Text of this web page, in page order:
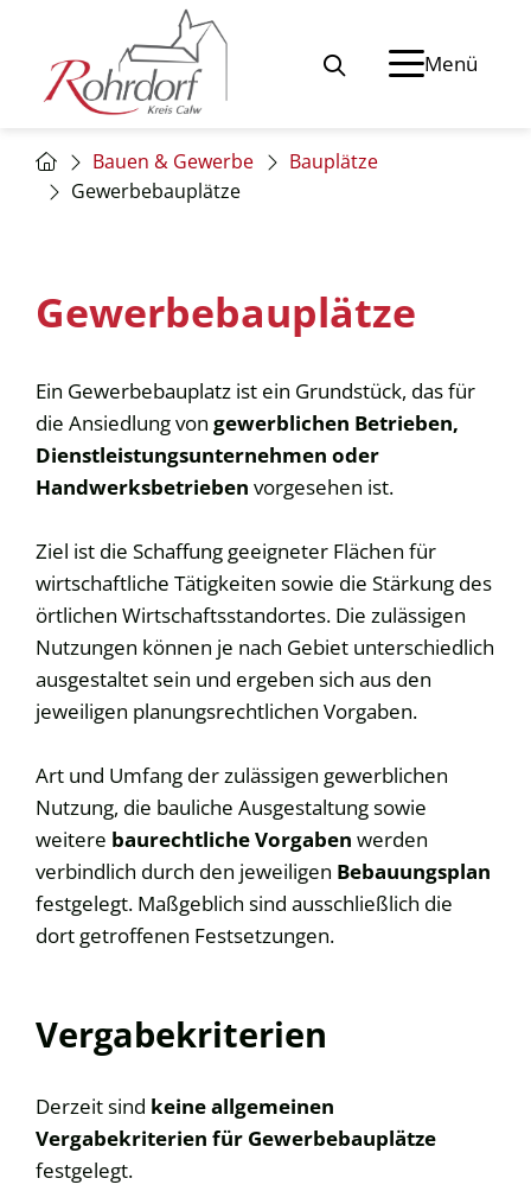
Menü
Bauen & Gewerbe
Bauplätze
Gewerbebauplätze
Gewerbebauplätze
Ein Gewerbebauplatz ist ein Grundstück, das für
die Ansiedlung von gewerblichen Betrieben,
Dienstleistungsunternehmen oder
Handwerksbetrieben vorgesehen ist.
Ziel ist die Schaffung geeigneter Flächen für
wirtschaftliche Tätigkeiten sowie die Stärkung des
örtlichen Wirtschaftsstandortes. Die zulässigen
Nutzungen können je nach Gebiet unterschiedlich
ausgestaltet sein und ergeben sich aus den
jeweiligen planungsrechtlichen Vorgaben.
Art und Umfang der zulässigen gewerblichen
Nutzung, die bauliche Ausgestaltung sowie
weitere baurechtliche Vorgaben werden
verbindlich durch den jeweiligen Bebauungsplan
festgelegt. Maßgeblich sind ausschließlich die
dort getroffenen Festsetzungen.
Vergabekriterien
Derzeit sind keine allgemeinen
Vergabekriterien für Gewerbebauplätze
festgelegt.